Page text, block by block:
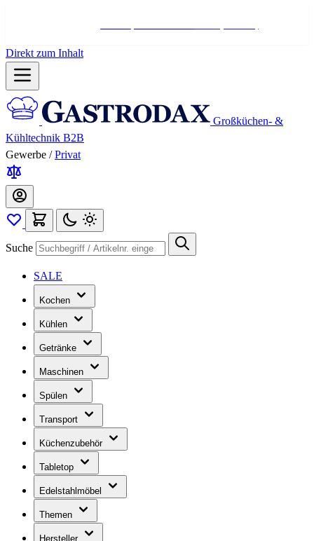
Direkt zum Inhalt
Großküchen- &
Kühltechnik B2B
Gewerbe / Privat
Suche
SALE
Kochen
Kühlen
Getränke
Maschinen
Spülen
Transport
Küchenzubehör
Tabletop
Edelstahlmöbel
Themen
Hersteller